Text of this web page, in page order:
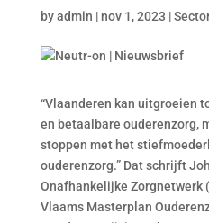
byadmin |nov 1, 2023 |
“Vlaanderen kan uitgroeien
en betaalbare ouderenzorg,
stoppen met het
ouderenzorg.” Dat schrijft
Onafhankelijke Zorgnetwerk
Vlaams Masterplan